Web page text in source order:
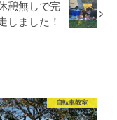
憩無しで完
しました！
自転車教室